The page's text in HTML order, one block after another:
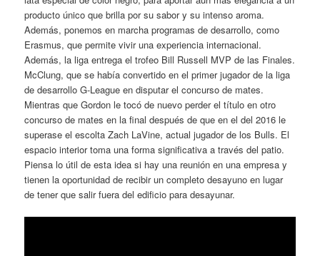
producto único que brilla por su sabor y su intenso aroma.
Además, ponemos en marcha programas de desarrollo, como
Erasmus, que permite vivir una experiencia internacional.
Además, la liga entrega el trofeo Bill Russell MVP de las Finales.
McClung, que se había convertido en el primer jugador de la liga
de desarrollo G-League en disputar el concurso de mates.
Mientras que Gordon le tocó de nuevo perder el título en otro
concurso de mates en la final después de que en el del 2016 le
superase el escolta Zach LaVine, actual jugador de los Bulls. El
espacio interior toma una forma significativa a través del patio.
Piensa lo útil de esta idea si hay una reunión en una empresa y
tienen la oportunidad de recibir un completo desayuno en lugar
de tener que salir fuera del edificio para desayunar.